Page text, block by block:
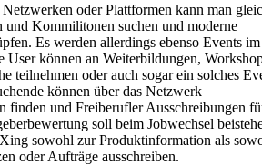
oder Plattformen kann man
Kommilitonen suchen und moderne
Es werden allerdings ebenso Events im
User können an Weiterbildungen,
teilnehmen oder auch sogar ein solches
können über das Netzwerk
finden und Freiberufler Ausschreibungen
soll beim Jobwechsel
sowohl zur Produktinformation als
oder Aufträge ausschreiben.